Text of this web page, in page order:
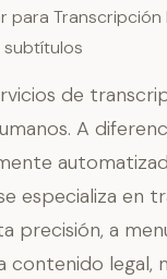
para Transcripción
subtítulos
de
A
especializa en
precisión, a
contenido legal,